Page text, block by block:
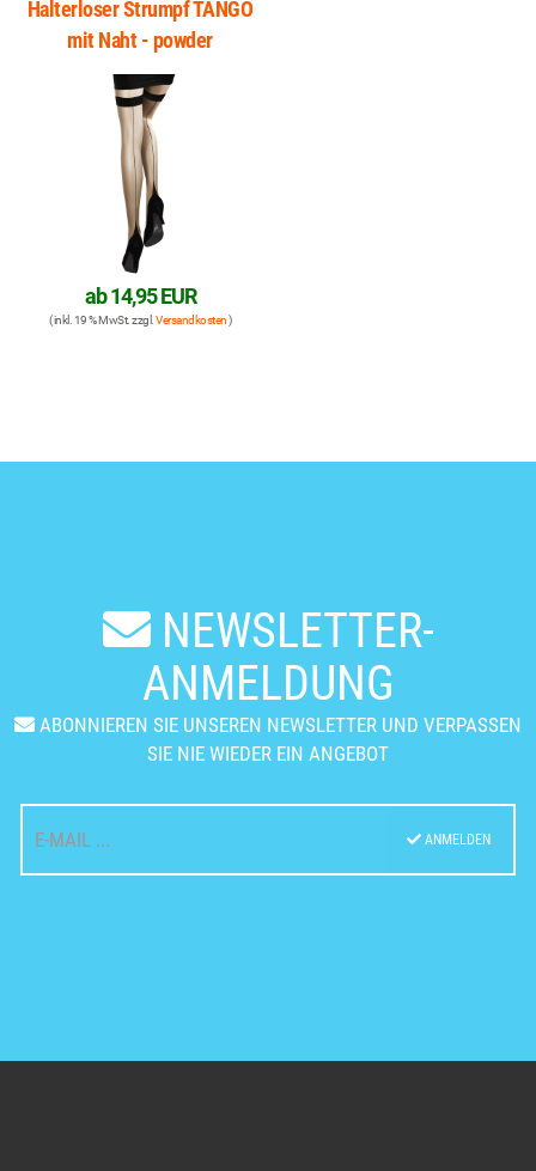
Halterloser Strumpf TANGO
mit Naht - powder
ab14,95 EUR
( inkl. 19 % MwSt. zzgl.Versandkosten)
NEWSLETTER-
ANMELDUNG
ABONNIEREN SIE UNSEREN NEWSLETTER UND VERPASSEN
SIE NIE WIEDER EIN ANGEBOT
ANMELDEN